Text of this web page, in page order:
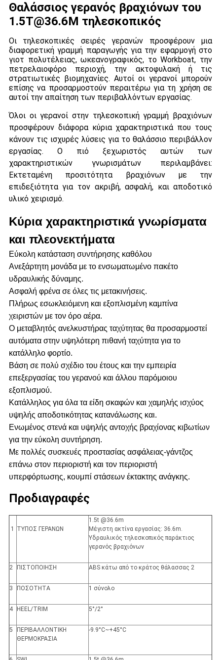
Θαλάσσιος γερανός βραχιόνων του
1.5T@36.6M τηλεσκοπικός
Οι τηλεσκοπικές σειρές γερανών προσφέρουν μια
διαφορετική γραμμή παραγωγής για την εφαρμογή στο
γιοτ πολυτέλειας, ωκεανογραφικός, το Workboat, την
πετρελαιοφόρο περιοχή, την ακτοφυλακή ή τις
στρατιωτικές βιομηχανίες. Αυτοί οι γερανοί μπορούν
επίσης να προσαρμοστούν περαιτέρω για τη χρήση σε
αυτοί την απαίτηση των περιβαλλόντων εργασίας.
Όλοι οι γερανοί στην τηλεσκοπική γραμμή βραχιόνων
προσφέρουν διάφορα κύρια χαρακτηριστικά που τους
κάνουν τις ισχυρές λύσεις για το θαλάσσιο περιβάλλον
εργασίας. Ο πιό ξεχωριστός αυτών των
χαρακτηριστικών γνωρισμάτων περιλαμβάνει:
Εκτεταμένη προσιτότητα βραχιόνων με την
επιδεξιότητα για τον ακριβή, ασφαλή, και αποδοτικό
υλικό χειρισμό.
Κύρια χαρακτηριστικά γνωρίσματα
και πλεονεκτήματα
Εύκολη κατάσταση συντήρησης καθόλου
Ανεξάρτητη μονάδα με το ενσωματωμένο πακέτο
υδραυλικής δύναμης.
Ασφαλή φρένα σε όλες τις μετακινήσεις.
Πλήρως εσωκλειόμενη και εξοπλισμένη καμπίνα
χειριστών με τον όρο αέρα.
Ο μεταβλητός ανελκυστήρας ταχύτητας θα προσαρμοστεί
αυτόματα στην υψηλότερη πιθανή ταχύτητα για το
κατάλληλο φορτίο.
Βάση σε πολύ σχέδιο του έτους και την εμπειρία
επεξεργασίας του γερανού και άλλου παρόμοιου
εξοπλισμού.
Κατάλληλος για όλα τα είδη σκαφών και χαμηλής ισχύος
υψηλής αποδοτικότητας κατανάλωσης και.
Ενωμένος στενά και υψηλής αντοχής βραχίονας κιβωτίων
για την εύκολη συντήρηση.
Με πολλές συσκευές προστασίας ασφάλειας-γάντζος
επάνω στον περιοριστή και τον περιοριστή
υπερφόρτωσης, κουμπί στάσεων έκτακτης ανάγκης.
Προδιαγραφές
1 ΤΥΠΟΣ ΓΕΡΑΝΩΝ
1.5t @36.6m
Μέγιστη ακτίνα εργασίας: 36.6m.
Υδραυλικός τηλεσκοπικός παράκτιος
γερανός βραχιόνων
2 ΠΙΣΤΟΠΟΙΗΣΗ ABS κάτω από το κράτος θάλασσας 2
3 ΠΟΣΟΤΗΤΑ 1 σύνολο
4 HEEL/TRIM 5°/2°
5
ΠΕΡΙΒΑΛΛΟΝΤΙΚΗ
ΘΕΡΜΟΚΡΑΣΙΑ
-9.9°C~+45°C